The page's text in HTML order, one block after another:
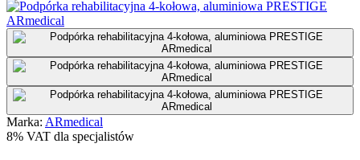
Marka: ARmedical
8% VAT dla specjalistów